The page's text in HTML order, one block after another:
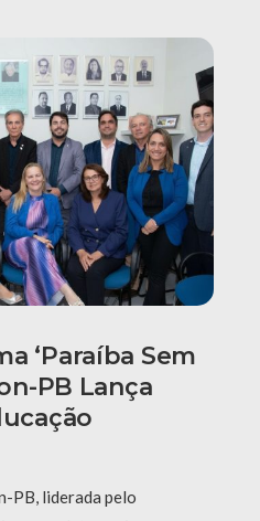
‘Paraíba Sem
PB Lança
PB, liderada pelo